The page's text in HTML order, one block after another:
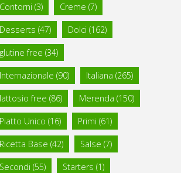
Contorni (3) Creme (7)
Desserts (47) Dolci (162)
glutine free (34)
Internazionale (90) Italiana (265)
lattosio free (86) Merenda (150)
Piatto Unico (16) Primi (61)
Ricetta Base (42) Salse (7)
Secondi (55) Starters (1)